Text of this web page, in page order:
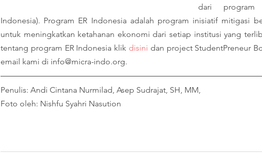
dari program
Indonesia). Program ER Indonesia adalah program inisiatif mitigasi
untuk meningkatkan ketahanan ekonomi dari setiap institusi yang
tentang program ER Indonesia klik disini dan project StudentPreneur
email kami di info@micra-indo.org.
Penulis: Andi Cintana Nurmilad, Asep Sudrajat, SH, MM,
Foto oleh: Nishfu Syahri Nasution